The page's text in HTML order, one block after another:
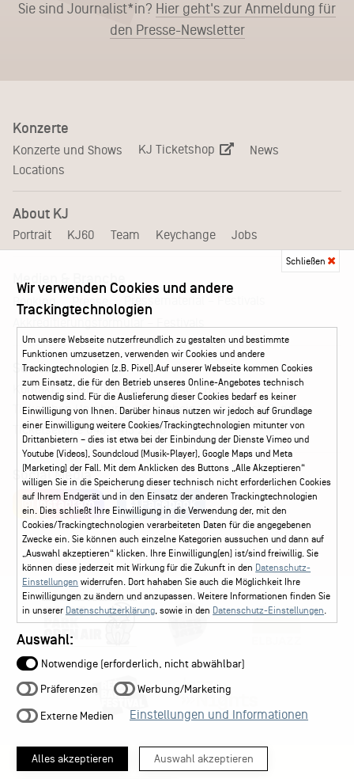
Sie sind Journalist*in? Hier geht's zur Anmeldung für
den Presse-Newsletter
Konzerte
Konzerte und Shows KJ Ticketshop
News
Locations
About KJ
Portrait KJ60 Team Keychange Jobs
Medien & Branche
Booking Presse
Service
Kontakt Leichte Sprache
FAQ / Hilfe
Ticketshop Hamburg
Gutscheine
Callback-Service
Ticketservice 040 - 413 22 60
Social Media
Instagram Facebook
Schließen
Wir verwenden Cookies und andere
Trackingtechnologien
Um unsere Webseite nutzerfreundlich zu gestalten und bestimmte
Funktionen umzusetzen, verwenden wir Cookies und andere
Trackingtechnologien (z.B. Pixel).Auf unserer Webseite kommen Cookies
zum Einsatz, die für den Betrieb unseres Online-Angebotes technisch
notwendig sind. Für die Auslieferung dieser Cookies bedarf es keiner
Einwilligung von Ihnen. Darüber hinaus nutzen wir jedoch auf Grundlage
einer Einwilligung weitere Cookies/Trackingtechnologien mitunter von
Drittanbietern – dies ist etwa bei der Einbindung der Dienste Vimeo und
Youtube (Videos), Soundcloud (Musik-Player), Google Maps und Meta
(Marketing) der Fall. Mit dem Anklicken des Buttons „Alle Akzeptieren“
willigen Sie in die Speicherung dieser technisch nicht erforderlichen Cookies
auf Ihrem Endgerät und in den Einsatz der anderen Trackingtechnologien
ein. Dies schließt Ihre Einwilligung in die Verwendung der, mit den
Cookies/Trackingtechnologien verarbeiteten Daten für die angegebenen
Zwecke ein. Sie können auch einzelne Kategorien aussuchen und dann auf
„Auswahl akzeptieren“ klicken. Ihre Einwilligung(en) ist/sind freiwillig. Sie
können diese jederzeit mit Wirkung für die Zukunft in den Datenschutz-
Einstellungen widerrufen. Dort hahaben Sie auch die Möglichkeit Ihre
Einwilligungen zu ändern und anzupassen. Weitere Informationen finden Sie
in unserer Datenschutzerklärung, sowie in den Datenschutz-Einstellungen.
Auswahl:
Notwendige (erforderlich, nicht abwählbar)
Präferenzen Werbung/Marketing
Externe Medien Einstellungen und Informationen
Alles akzeptieren Auswahl akzeptieren